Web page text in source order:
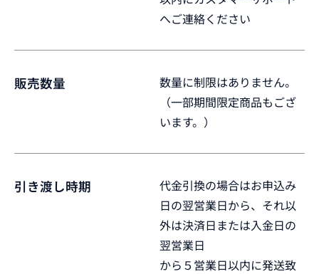
へご連絡ください
販売数量
数量に制限はありません。
（一部期間限定商品もござ
います。）
引き渡し時期
代金引換の場合はお申込み
日の翌営業日から、それ以
外は決済日または入金日の
翌営業日
から５営業日以内に発送致